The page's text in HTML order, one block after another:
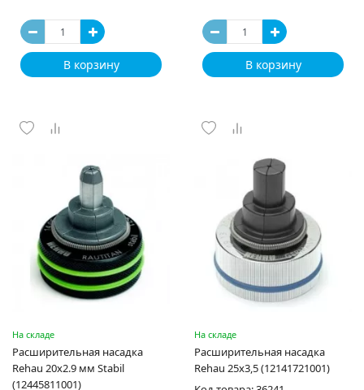
В корзину В корзину
На складе
Расширительная насадка
Rehau 20х2.9 мм Stabil
(12445811001)
На складе
Расширительная насадка
Rehau 25х3,5 (12141721001)